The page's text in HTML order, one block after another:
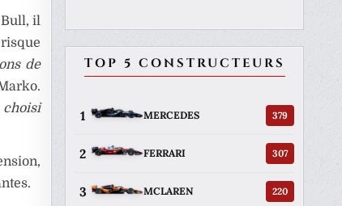
il
de
TOP 5 CONSTRUCTEURS
1 MERCEDES 379
2 FERRARI 307
3 MCLAREN 220